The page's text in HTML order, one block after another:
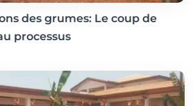
des grumes: Le coup de
processus